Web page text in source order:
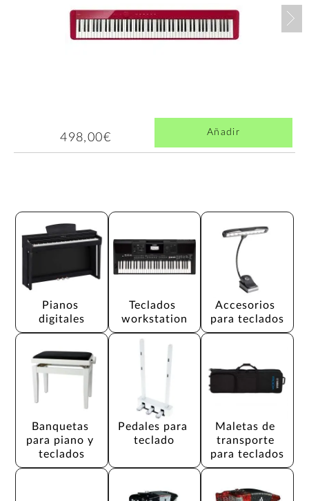
498,00€ Añadir
Pianos
digitales
Teclados
workstation
Accesorios
para teclados
Banquetas
para piano y
teclados
Pedales para
teclado
Maletas de
transporte
para teclados